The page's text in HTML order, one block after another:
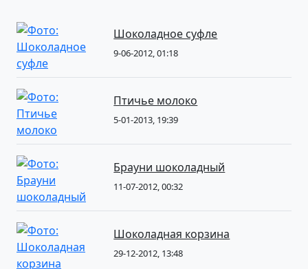
Шоколадное суфле
9-06-2012, 01:18
Птичье молоко
5-01-2013, 19:39
Брауни шоколадный
11-07-2012, 00:32
Шоколадная корзина
29-12-2012, 13:48